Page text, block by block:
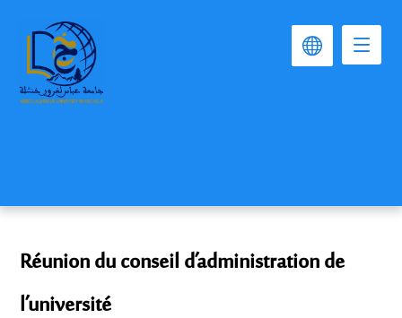
Réunion du conseil d’administration de
l’université